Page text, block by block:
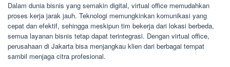
Dalam dunia bisnis yang semakin digital, virtual office memudahkan
proses kerja jarak jauh. Teknologi memungkinkan komunikasi yang
cepat dan efektif, sehingga meskipun tim bekerja dari lokasi berbeda,
semua layanan bisnis tetap dapat terintegrasi. Dengan virtual office,
perusahaan di Jakarta bisa menjangkau klien dari berbagai tempat
sambil menjaga citra profesional.